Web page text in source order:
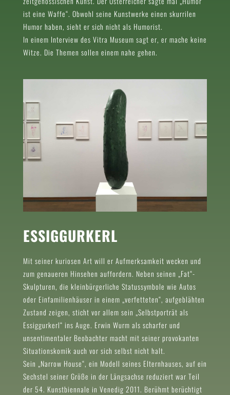
ist eine Waffe“. Obwohl seine Kunstwerke einen skurrilen
Humor haben, sieht er sich nicht als Humorist.
In einem Interview des Vitra Museum sagt er, er mache keine
Witze. Die Themen sollen einem nahe gehen.
ESSIGGURKERL
Mit seiner kuriosen Art will er Aufmerksamkeit wecken und
zum genaueren Hinsehen auffordern. Neben seinen „Fat“-
Skulpturen, die kleinbürgerliche Statussymbole wie Autos
oder Einfamilienhäuser in einem „verfetteten“, aufgeblähten
Zustand zeigen, sticht vor allem sein „Selbstporträt als
Essiggurkerl“ ins Auge. Erwin Wurm als scharfer und
unsentimentaler Beobachter macht mit seiner provokanten
Situationskomik auch vor sich selbst nicht halt.
Sein „Narrow House“, ein Modell seines Elternhauses, auf ein
Sechstel seiner Größe in der Längsachse reduziert war Teil
der 54. Kunstbiennale in Venedig 2011. Berühmt berüchtigt